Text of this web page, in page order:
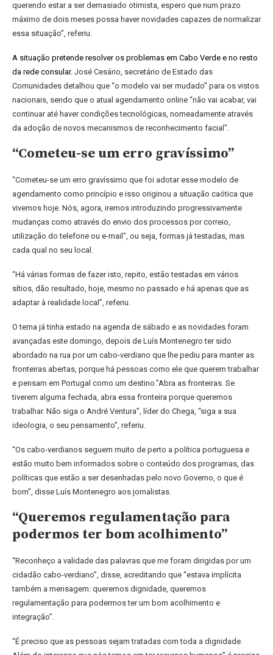
querendo estar a ser demasiado otimista, espero que num prazo
máximo de dois meses possa haver novidades capazes de normalizar
essa situação”, referiu.
A situação pretende resolver os problemas em Cabo Verde e no resto
da rede consular. José Cesário, secretário de Estado das
Comunidades detalhou que “o modelo vai ser mudado” para os vistos
nacionais, sendo que o atual agendamento online “não vai acabar, vai
continuar até haver condições tecnológicas, nomeadamente através
da adoção de novos mecanismos de reconhecimento facial”.
“Cometeu-se um erro gravíssimo”
“Cometeu-se um erro gravíssimo que foi adotar esse modelo de
agendamento como princípio e isso originou a situação caótica que
vivemos hoje. Nós, agora, iremos introduzindo progressivamente
mudanças como através do envio dos processos por correio,
utilização do telefone ou e-mail”, ou seja, formas já testadas, mas
cada qual no seu local.
“Há várias formas de fazer isto, repito, estão testadas em vários
sítios, dão resultado, hoje, mesmo no passado e há apenas que as
adaptar à realidade local”, referiu.
O tema já tinha estado na agenda de sábado e as novidades foram
avançadas este domingo, depois de Luís Montenegro ter sido
abordado na rua por um cabo-verdiano que lhe pediu para manter as
fronteiras abertas, porque há pessoas como ele que querem trabalhar
e pensam em Portugal como um destino.”Abra as fronteiras. Se
tiverem alguma fechada, abra essa fronteira porque queremos
trabalhar. Não siga o André Ventura”, líder do Chega, “siga a sua
ideologia, o seu pensamento”, referiu.
“Os cabo-verdianos seguem muito de perto a política portuguesa e
estão muito bem informados sobre o conteúdo dos programas, das
políticas que estão a ser desenhadas pelo novo Governo, o que é
bom”, disse Luís Montenegro aos jornalistas.
“Queremos regulamentação para
podermos ter bom acolhimento”
“Reconheço a validade das palavras que me foram dirigidas por um
cidadão cabo-verdiano”, disse, acreditando que “estava implícita
também a mensagem: queremos dignidade, queremos
regulamentação para podermos ter um bom acolhimento e
integração”.
“É preciso que as pessoas sejam tratadas com toda a dignidade.